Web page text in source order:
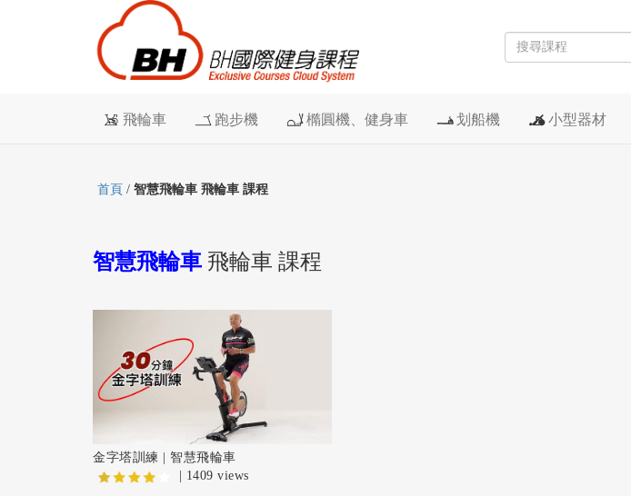
飛輪車 跑步機 橢圓機、健身車 划船機 小型器材
首頁 / 智慧飛輪車 飛輪車 課程
智慧飛輪車 飛輪車 課程
金字塔訓練 | 智慧飛輪車
| 1409 views